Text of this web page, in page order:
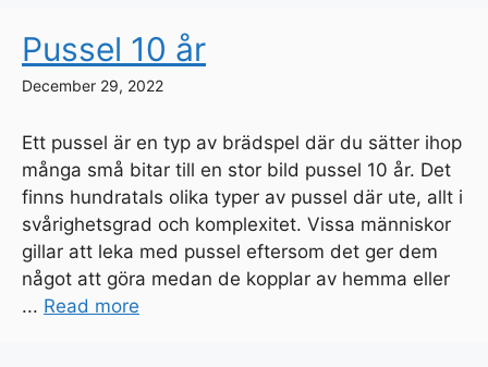
Pussel 10 år
December 29, 2022
Ett pussel är en typ av brädspel där du sätter ihop
många små bitar till en stor bild pussel 10 år. Det
finns hundratals olika typer av pussel där ute, allt i
svårighetsgrad och komplexitet. Vissa människor
gillar att leka med pussel eftersom det ger dem
något att göra medan de kopplar av hemma eller
... Read more